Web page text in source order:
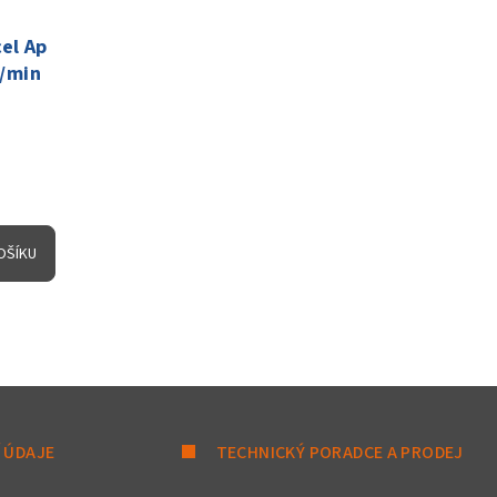
Ap
min
TECHNICKÝ PORADCE A PRODEJ